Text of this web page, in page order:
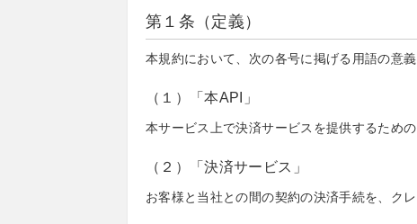
第１条（定義）
本規約において、次の各号に掲げる用語の意
（１）「本API」
本サービス上で決済サービスを提供するため
（２）「決済サービス」
お客様と当社との間の契約の決済手続を、ク